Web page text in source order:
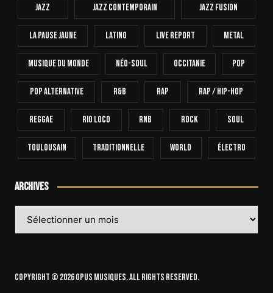
Jazz Jazz Contemporain Jazz Fusion
La Pause Jaune Latino Live Report Metal
Musique Du Monde Néo-Soul Occitanie Pop
Pop Alternative R&B Rap Rap / Hip-Hop
Reggae Rio Loco RnB Rock Soul
Toulousain Traditionnelle World Électro
Archives
Copyright © 2026 OPUS Musiques. All rights reserved.